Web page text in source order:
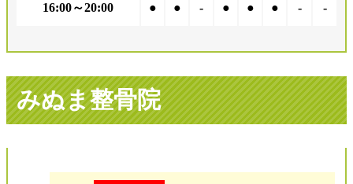
16:00～20:00 ● ● - ● ● ● - -
みぬま整骨院